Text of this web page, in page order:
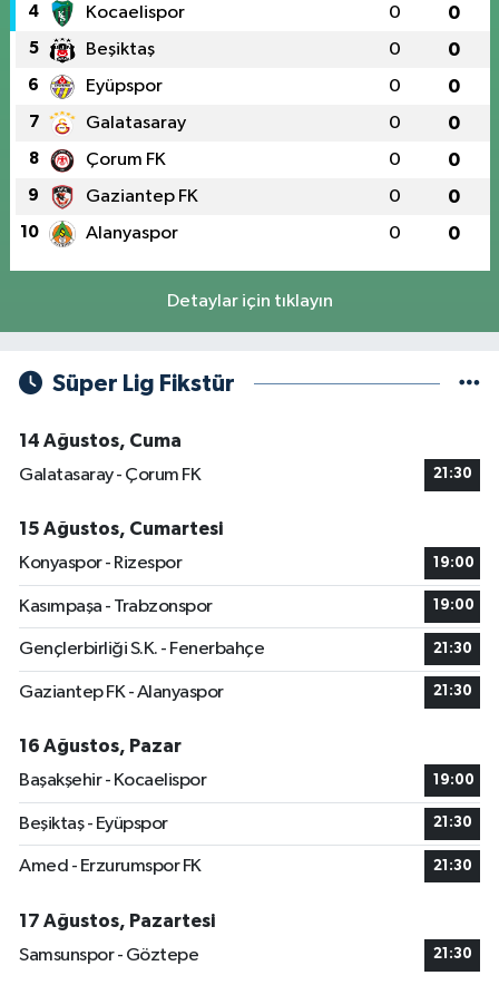
4 Kocaelispor 0 0
5 Beşiktaş 0 0
6 Eyüpspor 0 0
7 Galatasaray 0 0
8 Çorum FK 0 0
9 Gaziantep FK 0 0
10 Alanyaspor 0 0
Detaylar için tıklayın
Süper Lig Fikstür
14 Ağustos, Cuma
Galatasaray - Çorum FK
21:30
15 Ağustos, Cumartesi
Konyaspor - Rizespor
19:00
Kasımpaşa - Trabzonspor 19:00
Gençlerbirliği S.K. - Fenerbahçe 21:30
Gaziantep FK - Alanyaspor 21:30
16 Ağustos, Pazar
Başakşehir - Kocaelispor
19:00
Beşiktaş - Eyüpspor 21:30
Amed - Erzurumspor FK 21:30
17 Ağustos, Pazartesi
Samsunspor - Göztepe
21:30